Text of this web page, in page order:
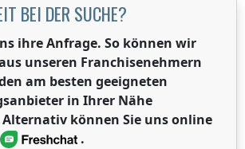
BEI DER SUCHE?
ihre Anfrage. So können wir
unseren Franchisenehmern
am besten geeigneten
in Ihrer Nähe
können Sie uns online
.